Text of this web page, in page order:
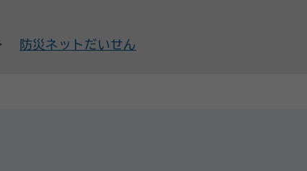
防災ネットだいせん